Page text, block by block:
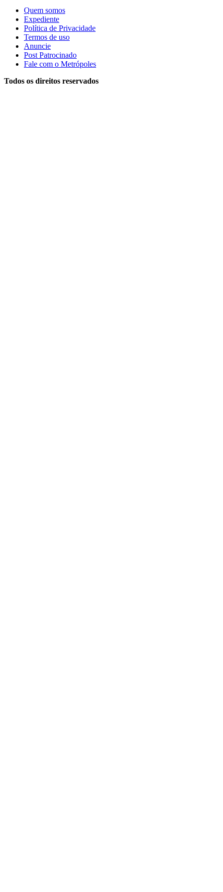
Quem somos
Expediente
Política de Privacidade
Termos de uso
Anuncie
Post Patrocinado
Fale com o Metrópoles
Todos os direitos reservados